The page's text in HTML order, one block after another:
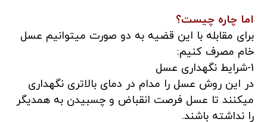
اما چاره چیست؟
برای مقابله با این قضیه به دو صورت میتوانیم عسل
خام مصرف کنیم:
1-شرایط نگهداری عسل
در این روش عسل را مدام در دمای بالاتری نگهداری
میکنند تا عسل فرصت انقباض و چسبیدن به همدیگر
را نداشته باشند.